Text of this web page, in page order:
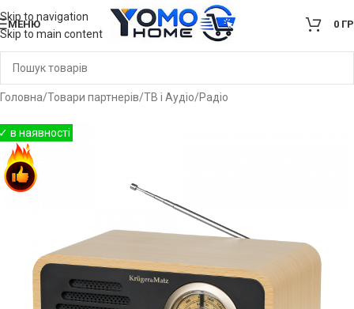
Skip to navigation
Skip to main content
МЕНЮ 0
Головна/Товари партнерів/ТВ і Аудіо/Радіо